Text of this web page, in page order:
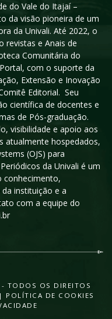
do Vale do Itajaí –
da visão pioneira de um
da Univali. Até 2022, o
revistas e Anais de
Comunitária do
com o suporte da
Extensão e Inovação
Editorial. Seu
científica de docentes e
de Pós-graduação.
visibilidade e apoio aos
atualmente hospedados,
(OJS) para
da Univali é um
conhecimento,
instituição e a
com a equipe do
TODOS OS DIREITOS
| POLÍTICA DE COOKIES